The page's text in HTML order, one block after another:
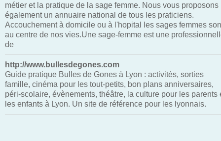
métier et la pratique de la sage femme. Nous vous proposons
également un annuaire national de tous les praticiens.
Accouchement à domicile ou à l'hopital les sages femmes
au centre de nos vies.Une sage-femme est une
de
http://www.bullesdegones.com
Guide pratique Bulles de Gones à Lyon : activités, sorties
famille, cinéma pour les tout-petits, bon plans anniversaires,
péri-scolaire, évènements, théâtre, la culture pour les parents
les enfants à Lyon. Un site de référence pour les lyonnais.